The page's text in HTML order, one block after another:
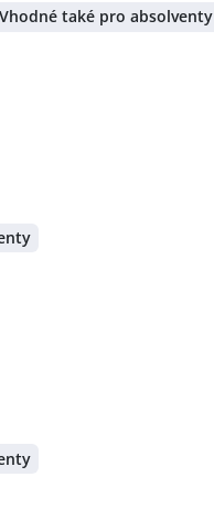
Vhodné také pro absolventy